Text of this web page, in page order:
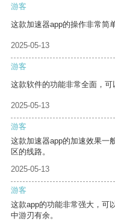
游客
这款加速器app的操作非常简
2025-05-13
游客
这款软件的功能非常全面，可
2025-05-13
游客
这款加速器app的加速效果一
区的线路。
2025-05-13
游客
这款app的功能非常强大，可
中游刃有余。